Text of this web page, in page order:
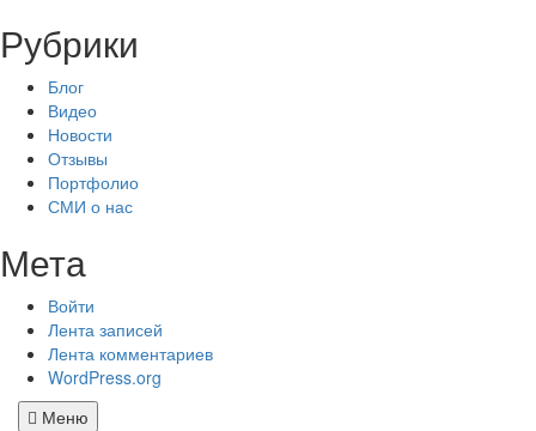
Рубрики
Блог
Видео
Новости
Отзывы
Портфолио
СМИ о нас
Мета
Войти
Лента записей
Лента комментариев
WordPress.org
Меню